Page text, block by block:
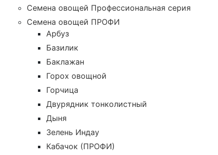
Семена овощей Профессиональная серия
Семена овощей ПРОФИ
Арбуз
Базилик
Баклажан
Горох овощной
Горчица
Двурядник тонколистный
Дыня
Зелень Индау
Кабачок (ПРОФИ)